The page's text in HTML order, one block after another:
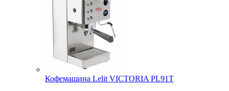
Кофемашина Lelit VICTORIA PL91T